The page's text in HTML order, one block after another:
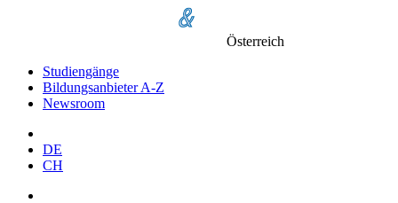
Österreich
Studiengänge
Bildungsanbieter A-Z
Newsroom
DE
CH